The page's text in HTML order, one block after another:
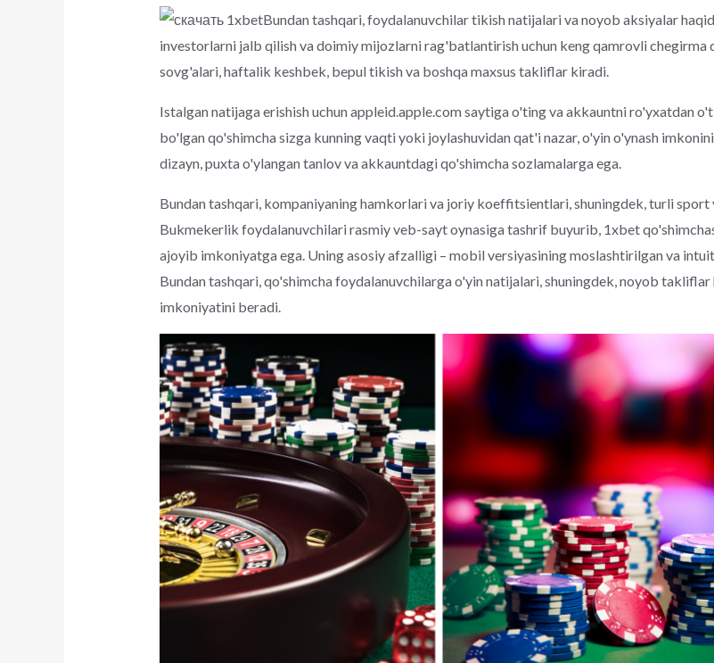
Bundan tashqari, foydalanuvchilar tikish natijalari va noyob aksiyalar
investorlarni jalb qilish va doimiy mijozlarni rag'batlantirish uchun keng qamrovli chegirma
sovg'alari, haftalik keshbek, bepul tikish va boshqa maxsus takliflar kiradi.
Istalgan natijaga erishish uchun appleid.apple.com saytiga o'ting va akkauntni ro'yxatdan
bo'lgan qo'shimcha sizga kunning vaqti yoki joylashuvidan qat'i nazar, o'yin o'ynash
dizayn, puxta o'ylangan tanlov va akkauntdagi qo'shimcha sozlamalarga ega.
Bundan tashqari, kompaniyaning hamkorlari va joriy koeffitsientlari, shuningdek, turli
Bukmekerlik foydalanuvchilari rasmiy veb-sayt oynasiga tashrif buyurib, 1xbet
ajoyib imkoniyatga ega. Uning asosiy afzalligi – mobil versiyasining moslashtirilgan va
Bundan tashqari, qo'shimcha foydalanuvchilarga o'yin natijalari, shuningdek, noyob
imkoniyatini beradi.